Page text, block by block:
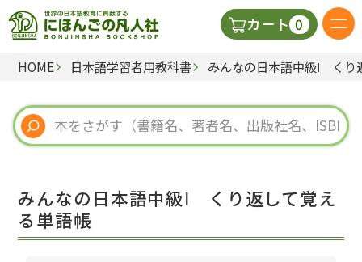
カート 0
日本語の教科書
視聴覚・補助教材
教師用参考書
HOME 日本語学習者用教科書 みんなの日本語中級Ⅰ くり
みんなの日本語中級Ⅰ くり返して覚え
る単語帳